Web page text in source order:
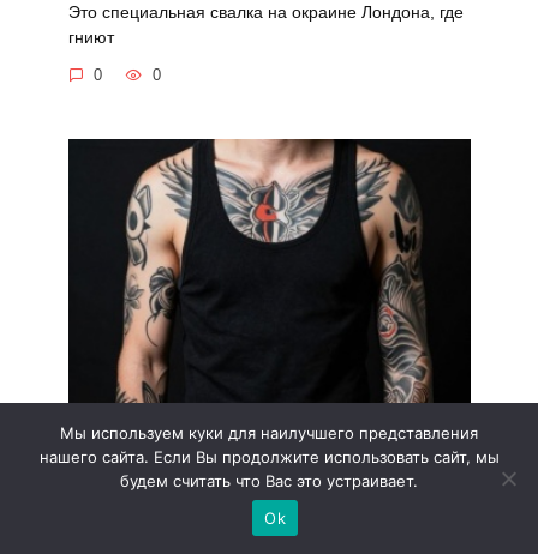
Это специальная свалка на окраине Лондона, где
гниют
0 0
Почему зеки не говорят спасибо
В тюрьме очень негативное отношение к
демонстративной
Мы используем куки для наилучшего представления
нашего сайта. Если Вы продолжите использовать сайт, мы
будем считать что Вас это устраивает.
Ok